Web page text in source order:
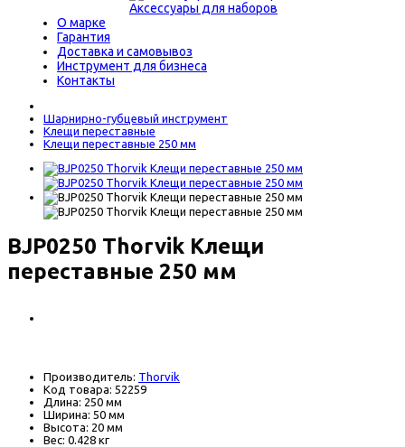
Аксессуары для наборов
О марке
Гарантия
Доставка и самовывоз
Инструмент для бизнеса
Контакты
Шарнирно-губцевый инструмент
Клещи переставные
Клещи переставные 250 мм
BJP0250 Thorvik Клещи
переставные 250 мм
Производитель: Thorvik
Код товара: 52259
Длина: 250 мм
Ширина: 50 мм
Высота: 20 мм
Вес: 0.428 кг